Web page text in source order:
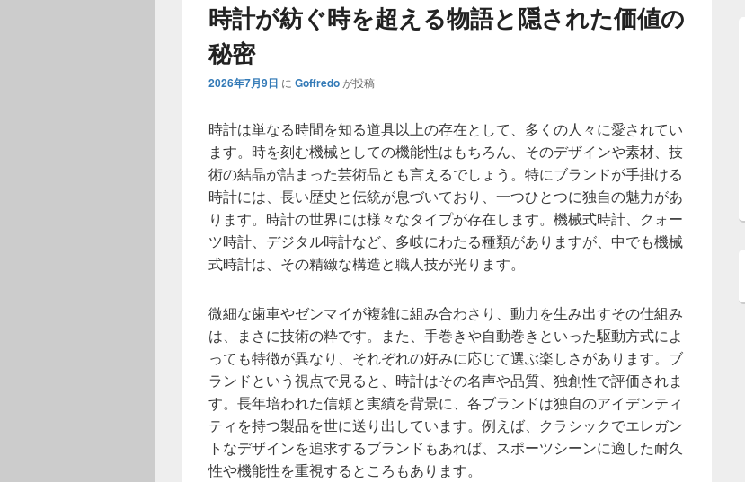
時計が紡ぐ時を超える物語と隠された価値の
秘密
2026年7月9日 に Goffredoが投稿
時計は単なる時間を知る道具以上の存在として、多くの人々に愛されてい
ます。 時を刻む機械としての機能性はもちろん、そのデザインや素材、技
術の結晶が詰まった芸術品とも言えるでしょう。特にブランドが手掛ける
時計には、長い歴史と伝統が息づいており、一つひとつに独自の魅力があ
ります。時計の世界には様々なタイプが存在します。機械式時計、クォー
ツ時計、デジタル時計など、多岐にわたる種類がありますが、中でも機械
式時計は、その精緻な構造と職人技が光ります。
微細な歯車やゼンマイが複雑に組み合わさり、動力を生み出すその仕組み
は、まさに技術の粋です。また、手巻きや自動巻きといった駆動方式によ
っても特徴が異なり、それぞれの好みに応じて選ぶ楽しさがあります。ブ
ランドという視点で見ると、時計はその名声や品質、独創性で評価されま
す。長年培われた信頼と実績を背景に、各ブランドは独自のアイデンティ
ティを持つ製品を世に送り出しています。例えば、クラシックでエレガン
トなデザインを追求するブランドもあれば、スポーツシーンに適した耐久
性や機能性を重視するところもあります。